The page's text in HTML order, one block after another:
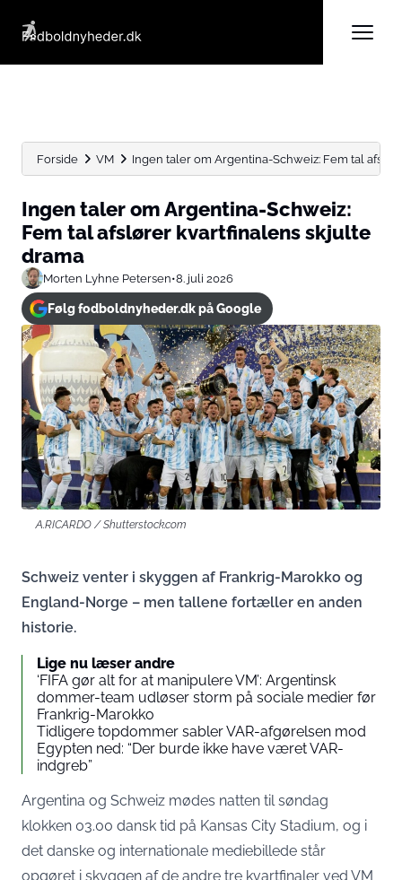
Forside VM Ingen taler om Argentina-Schweiz: Fem tal
Ingen taler om Argentina-Schweiz:
Fem tal afslører kvartfinalens skjulte
drama
Morten Lyhne Petersen•8. juli 2026
Følg fodboldnyheder.dk på Google
A.RICARDO / Shutterstock.com
Schweiz venter i skyggen af Frankrig-Marokko og
England-Norge – men tallene fortæller en anden
historie.
Lige nu læser andre
‘FIFA gør alt for at manipulere VM’: Argentinsk
dommer-team udløser storm på sociale medier før
Frankrig-Marokko
Tidligere topdommer sabler VAR-afgørelsen mod
Egypten ned: “Der burde ikke have været VAR-
indgreb”
Argentina og Schweiz mødes natten til søndag
klokken 03.00 dansk tid på Kansas City Stadium, og i
det danske og internationale mediebillede står
opgøret i skyggen af de andre tre kvartfinaler ved VM